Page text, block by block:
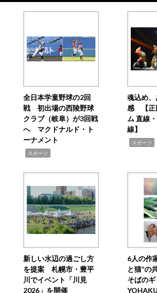
全日本学童野球の2回
戦 初出場の西陵野球
クラブ（岐阜）が3回戦
へ マクドナルド・ト
ーナメント
スポーツ
魂込め
感 【正
ム 直線
線】
スポーツ
新しい水辺の過ごし方
を提案 札幌市・豊平
川でイベント「川見
2026」を開催
6人の作
と猫”の
そばの